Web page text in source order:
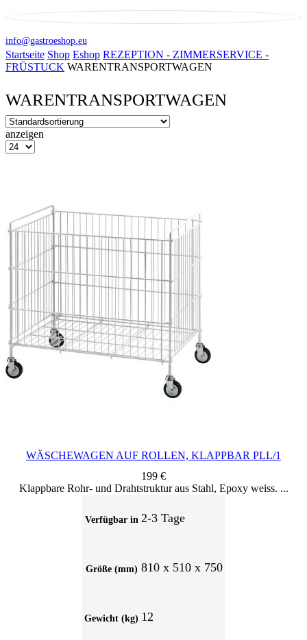
info@gastroeshop.eu
Startseite Shop Eshop REZEPTION - ZIMMERSERVICE -
FRÜSTUCK WARENTRANSPORTWAGEN
WARENTRANSPORTWAGEN
anzeigen
Produkte
WÄSCHEWAGEN AUF ROLLEN, KLAPPBAR PLL/1
199 €
Klappbare Rohr- und Drahtstruktur aus Stahl, Epoxy weiss.
Verfügbar in 2-3 Tage
Größe (mm) 810 x 510 x 750
Gewicht (kg) 12